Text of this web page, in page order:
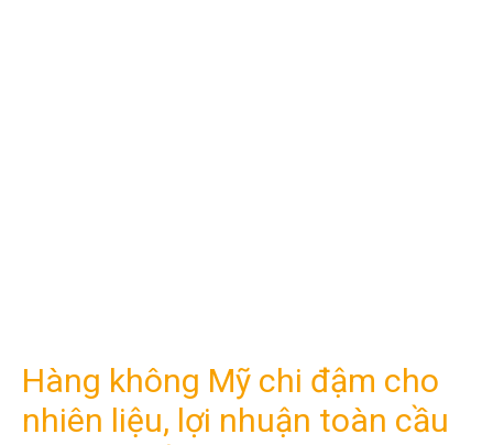
Hàng không Mỹ chi đậm cho
nhiên liệu, lợi nhuận toàn cầu